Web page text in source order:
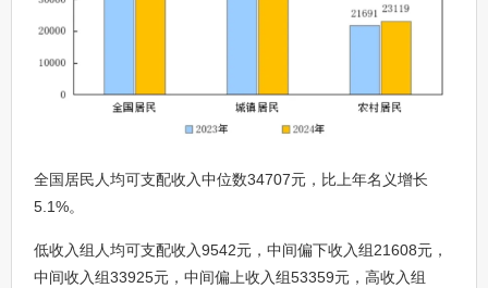
全国居民人均可支配收入中位数34707元，比上年名义增长
5.1%。
低收入组人均可支配收入9542元，中间偏下收入组21608元，
中间收入组33925元，中间偏上收入组53359元，高收入组